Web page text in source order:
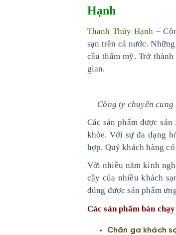
Hạnh
Thanh Thúy Hạnh –
sạn trên cả nước.
cầu thẩm mỹ. Trở
gian.
Công ty chuyên
Các sản phẩm được
khỏe. Với sự đa dạng
hợp. Quý khách hàng
Với nhiều năm kinh
cậy của nhiều khách
đúng được sản phẩm
Các sản phẩm bán
Chăn ga khách